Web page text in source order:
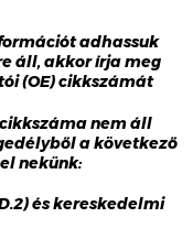
adhassuk
áll, akkor írja meg
(OE) cikkszámát
nem áll
a következő
nekünk:
és kereskedelmi